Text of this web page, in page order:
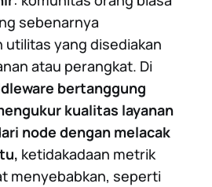
sebenarnya
utilitas yang disediakan
atau perangkat. Di
bertanggung
kualitas layanan
node dengan melacak
ketidakadaan metrik
menyebabkan, seperti